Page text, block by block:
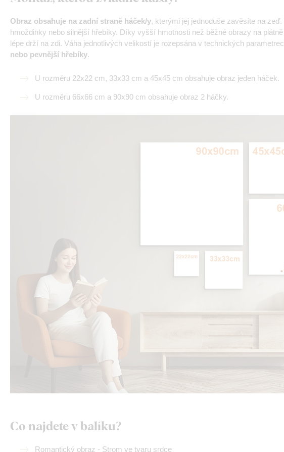
Obraz obsahuje na zadní straně háček/y, kterými jej jednoduše zavěsíte na
hmoždinky nebo silnější hřebíky. Díky vyšší hmotnosti než běžné obrazy na
lépe drží na zdi. Váha jednotlivých velikostí je rozepsána v technických
nebo pevnější hřebíky.
U rozměru 22x22 cm, 33x33 cm a 45x45 cm obsahuje obraz jeden háček.
U rozměru 66x66 cm a 90x90 cm obsahuje obraz 2 háčky.
Co najdete v balíku?
Romantický obraz - Strom ve tvaru srdce